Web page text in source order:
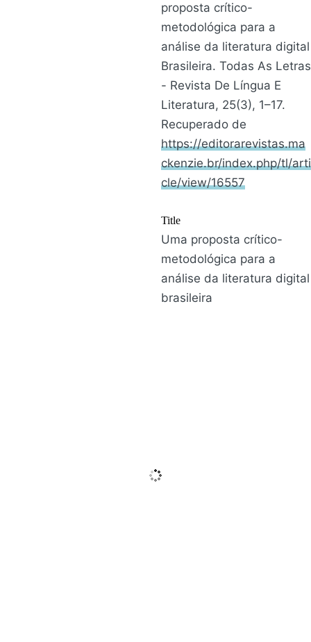
proposta crítico-
metodológica para a
análise da literatura digital
Brasileira. Todas As Letras
- Revista De Língua E
Literatura, 25(3), 1–17.
Recuperado de
https://editorarevistas.ma
ckenzie.br/index.php/tl/arti
cle/view/16557
Title
Uma proposta crítico-
metodológica para a
análise da literatura digital
brasileira